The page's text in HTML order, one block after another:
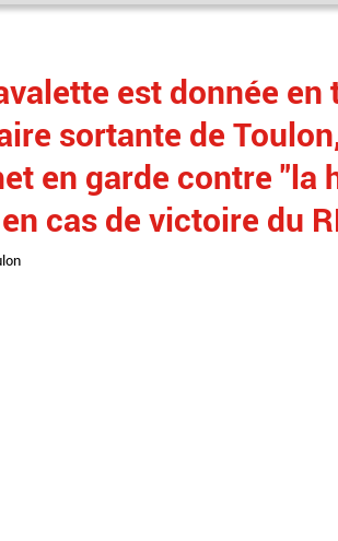
est donnée en
sortante de
en garde contre "la
cas de victoire du